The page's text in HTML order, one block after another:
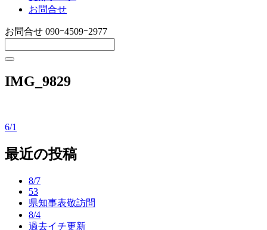
お問合せ
お問合せ 090ｰ4509ｰ2977
IMG_9829
投
稿
6/1
最近の投稿
8/7
53
県知事表敬訪問
8/4
過去イチ更新